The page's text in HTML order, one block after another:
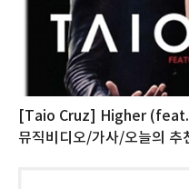
[Taio Cruz] Higher
뮤직비디오/가사/오늘의 추